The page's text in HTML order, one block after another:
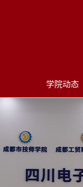
学院动态